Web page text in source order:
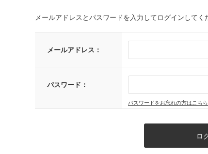
メールアドレスとパスワードを入力してログインしてく
メールアドレス：
パスワード：
パスワードをお忘れの方はこちら